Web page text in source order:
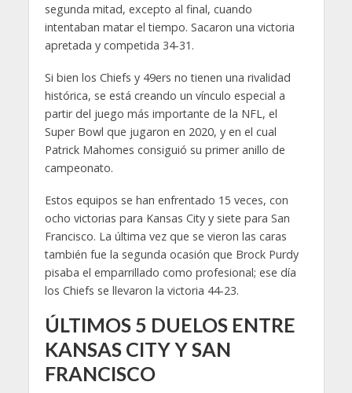
segunda mitad, excepto al final, cuando
intentaban matar el tiempo. Sacaron una victoria
apretada y competida 34-31.
Si bien los Chiefs y 49ers no tienen una rivalidad
histórica, se está creando un vínculo especial a
partir del juego más importante de la NFL, el
Super Bowl que jugaron en 2020, y en el cual
Patrick Mahomes consiguió su primer anillo de
campeonato.
Estos equipos se han enfrentado 15 veces, con
ocho victorias para Kansas City y siete para San
Francisco. La última vez que se vieron las caras
también fue la segunda ocasión que Brock Purdy
pisaba el emparrillado como profesional; ese día
los Chiefs se llevaron la victoria 44-23.
ÚLTIMOS 5 DUELOS ENTRE
KANSAS CITY Y SAN
FRANCISCO